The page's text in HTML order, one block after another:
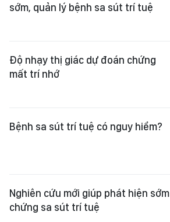
sớm, quản lý bệnh sa sút trí tuệ
Độ nhạy thị giác dự đoán chứng
mất trí nhớ
Bệnh sa sút trí tuệ có nguy hiểm?
Nghiên cứu mới giúp phát hiện sớm
chứng sa sút trí tuệ